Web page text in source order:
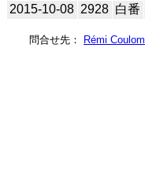
2015-10-08 2928 白番
問合せ先： Rémi Coulom